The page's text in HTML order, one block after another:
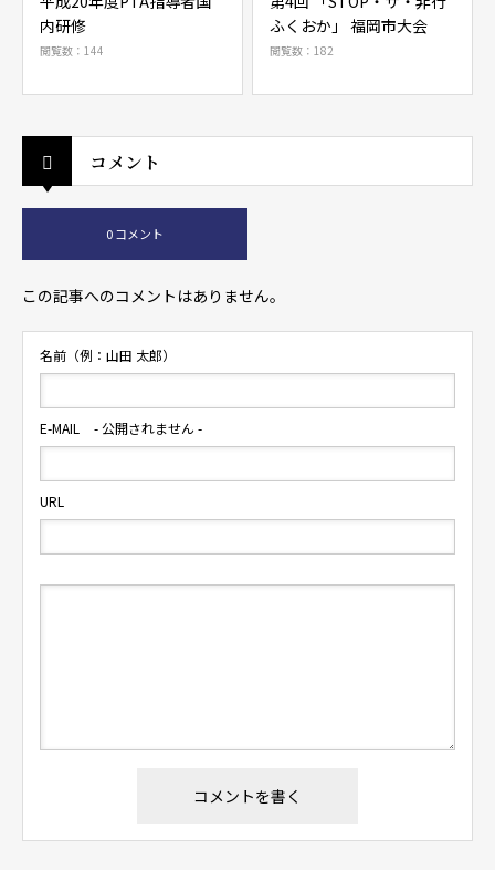
内研修
閲覧数：144
ふくおか」 福岡市大会
閲覧数：182
コメント
0 コメント
この記事へのコメントはありません。
名前（例：山田 太郎）
E-MAIL - 公開されません -
URL